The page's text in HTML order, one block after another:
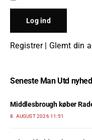
Registrer| Glemt din
Seneste Man Utd
Middlesbrough køber
8. AUGUST 2026 11:51